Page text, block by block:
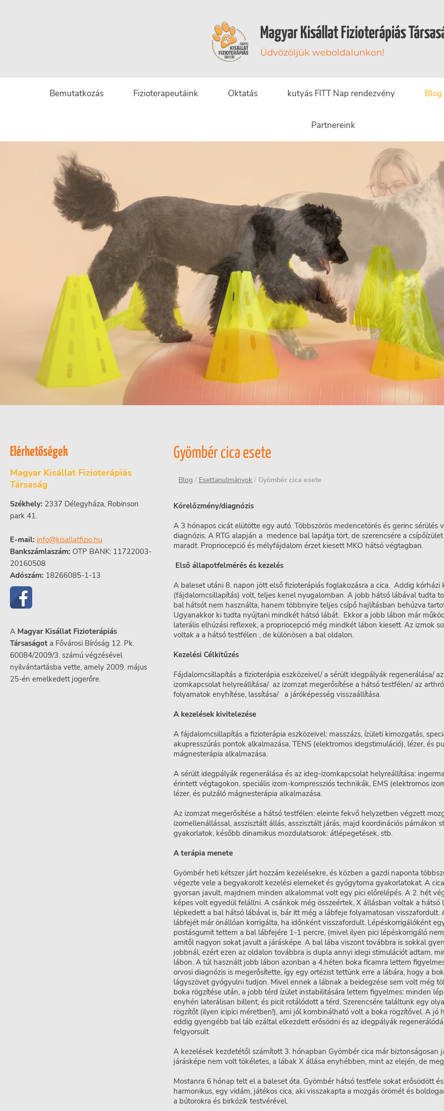
Magyar Kisállat Fizioterápiás
Üdvözöljük weboldalunkon!
Bemutatkozás Fizioterapeutáink Oktatás kutyás FITT Nap rendezvény Blog
Rólunk
Partnereink
Elérhetőségek
Magyar Kisállat Fizioterápiás
Társaság
Székhely: 2337 Délegyháza, Robinson
park 41.
E-mail: info@kisallatfizio.hu
Bankszámlaszám: OTP BANK: 11722003-
20160508
Adószám: 18266085-1-13
A Magyar Kisállat Fizioterápiás
Társaságot a Fővárosi Bíróság 12. Pk.
60084/2009/3. számú végzésével
nyilvántartásba vette, amely 2009. május
25-én emelkedett jogerőre.
Gyömbér cica esete
Blog / Esettanulmányok / Gyömbér cica esete
Kórelőzmény/diagnózis
A 3 hónapos cicát elütötte egy autó. Többszörös medencetörés és gerinc sérülés
diagnózis. A RTG alapján a medence bal lapátja tört, de szerencsére a
maradt. Propriocepció és mélyfájdalom érzet kiesett MKO hátsó végtagban.
Első állapotfelmérés és kezelés
A baleset utáni 8. napon jött első fizioterápiás foglakozásra a cica. Addig kórházi
(fájdalomcsillapítás) volt, teljes kenel nyugalomban. A jobb hátsó lábával tudta
bal hátsót nem használta, hanem többnyire teljes csípő hajlításban behúzva
Ugyanakkor ki tudta nyújtani mindkét hátsó lábát. Ekkor a jobb lábon már
laterális elhúzási reflexek, a propriocepció még mindkét lábon kiesett. Az izmok
voltak a a hátsó testfélen , de különösen a bal oldalon.
Kezelési Célkitűzés
Fájdalomcsillapítás a fizioterápia eszközeivel/ a sérült idegpályák regenerálása/
izomkapcsolat helyreállítása/ az izomzat megerősítése a hátsó testfélen/ az
folyamatok enyhítése, lassítása/ a járóképesség visszaállítása.
A kezelések kivitelezése
A fájdalomcsillapítás a fizioterápia eszközeivel: masszázs, ízületi kimozgatás,
akupresszúrás pontok alkalmazása, TENS (elektromos idegstimuláció), lézer, és
mágnesterápia alkalmazása.
A sérült idegpályák regenerálása és az ideg-izomkapcsolat helyreállítása:
érintett végtagokon, speciális izom-kompressziós technikák, EMS (elektromos
lézer, és pulzáló mágnesterápia alkalmazása.
Az izomzat megerősítése a hátsó testfélen: eleinte fekvő helyzetben végzett
izomellenállással, asszisztált állás, asszisztált járás, majd koordinációs párnákon
gyakorlatok, később dinamikus mozdulatsorok: átlépegetések, stb.
A terápia menete
Gyömbér heti kétszer járt hozzám kezelésekre, és közben a gazdi naponta
végezte vele a begyakorolt kezelési elemeket és gyógytorna gyakorlatokat. A
gyorsan javult, majdnem minden alkalommal volt egy pici előrelépés. A 2. hét
képes volt egyedül felállni. A csánkok még összeértek, X állásban voltak a hátsó
lépkedett a bal hátsó lábával is, bár itt még a lábfeje folyamatosan visszafordult.
lábfejét már önállóan korrigálta, ha időnként visszafordult. Lépéskorrigálóként
postásgumit tettem a bal lábfejére 1-1 percre, (mivel ilyen pici lépéskorrigáló
amitől nagyon sokat javult a járásképe. A bal lába viszont továbbra is sokkal
jobbnál, ezért ezen az oldalon továbbra is dupla annyi idegi stimulációt adtam,
lábon. A túl használt jobb lábon azonban a 4.héten boka ficamra lettem
orvosi diagnózis is megerősítette, így egy ortézist tettünk erre a lábára, hogy a
lágyszövet gyógyulni tudjon. Mivel ennek a lábnak a beidegzése sem volt még
boka rögzítése után, a jobb térd ízület instabilitására lettem figyelmes: minden
enyhén laterálisan billent, és picit rotálódott a térd. Szerencsére találtunk egy
rögzítőt (ilyen icipici méretben!), ami jól kombinálható volt a boka rögzítővel. A jó
eddig gyengébb bal láb ezáltal elkezdett erősödni és az idegpályák
felgyorsult.
A kezelések kezdetétől számított 3. hónapban Gyömbér cica már biztonságosan
járásképe nem volt tökéletes, a lábak X állása enyhébben, mint az elején, de
Mostanra 6 hónap telt el a baleset óta. Gyömbér hátsó testfele sokat erősödött
harmonikus, egy vidám, játékos cica, aki visszakapta a mozgás örömét és
a bútorokra és birkózik testvérével.